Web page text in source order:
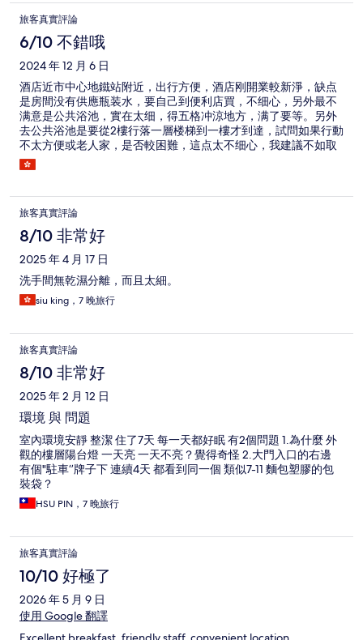
旅客真實評論
6/10 不錯哦
2024 年 12 月 6 日
酒店近市中心地鐵站附近，出行方便，酒店刚開業較新淨，缺点
是房間没有供應瓶装水，要自己到便利店買，不细心，另外最不
满意是公共浴池，實在太细，得五格冲涼地方，满了要等。另外
去公共浴池是要從2樓行落一層楼梯到一樓才到達，試問如果行動
不太方便或老人家，是否較困難，這点太不细心，我建議不如取
消公共浴池服務較好。
旅客真實評論
8/10 非常好
2025 年 4 月 17 日
洗手間無乾濕分離，而且太細。
siu king，7 晚旅行
旅客真實評論
8/10 非常好
2025 年 2 月 12 日
環境 與 問題
室內環境安靜 整潔 住了7天 每一天都好眠 有2個問題 1.為什麼 外
觀的樓層陽台燈 一天亮 一天不亮？覺得奇怪 2.大門入口的右邊
有個"駐車‘’牌子下 連續4天 都看到同一個 類似7-11 麵包塑膠的包
裝袋？
HSU PIN，7 晚旅行
旅客真實評論
10/10 好極了
2026 年 5 月 9 日
使用 Google 翻譯